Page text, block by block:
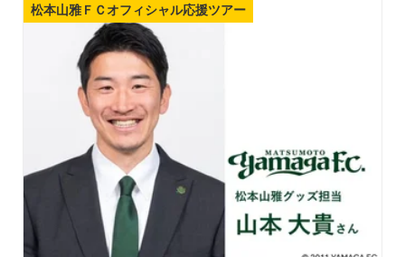
松本山雅ＦＣオフィシャル応援ツアー